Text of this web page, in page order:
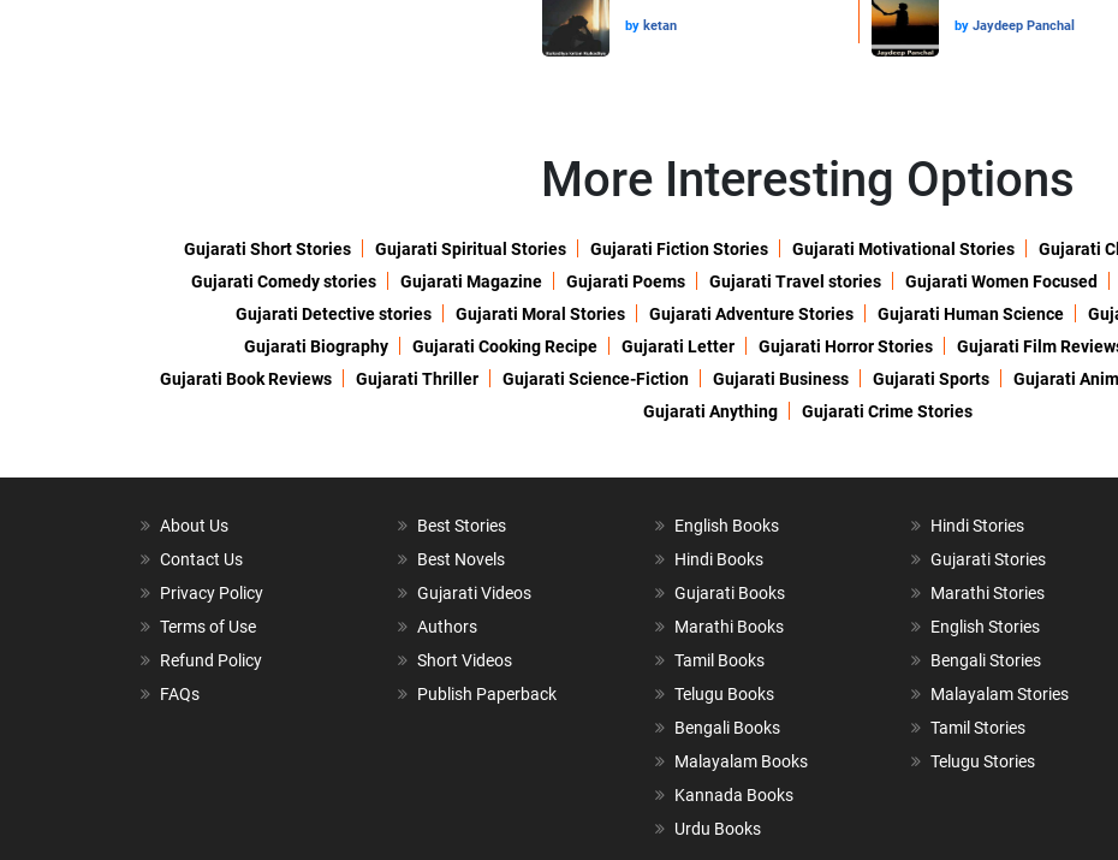
by ketan by Jaydeep Panchal
More Interesting Options
Gujarati Short Stories Gujarati Spiritual Stories Gujarati Fiction Stories Gujarati Motivational Stories Gujarati
Gujarati Comedy stories
Gujarati Magazine Gujarati Poems Gujarati Travel stories Gujarati Women Focused
Gujarati Detective stories
Gujarati Moral Stories Gujarati Adventure Stories Gujarati Human Science
Gujarati Biography
Gujarati Cooking Recipe Gujarati Letter Gujarati Horror Stories Gujarati Film
Gujarati Book Reviews
Gujarati Thriller Gujarati Science-Fiction Gujarati Business Gujarati Sports Gujarati
Gujarati Anything
Gujarati Crime Stories
About Us
Contact Us
Privacy Policy
Terms of Use
Refund Policy
FAQs
Best Stories
Best Novels
Gujarati Videos
Authors
Short Videos
Publish Paperback
English Books
Hindi Books
Gujarati Books
Marathi Books
Tamil Books
Telugu Books
Bengali Books
Malayalam Books
Kannada Books
Urdu Books
Hindi Stories
Gujarati Stories
Marathi Stories
English Stories
Bengali Stories
Malayalam Stories
Tamil Stories
Telugu Stories